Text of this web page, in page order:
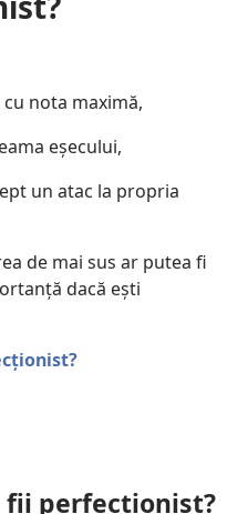
nota maximă,
eșecului,
un atac la propria
de mai sus ar putea fi
dacă ești
fii perfecționist?